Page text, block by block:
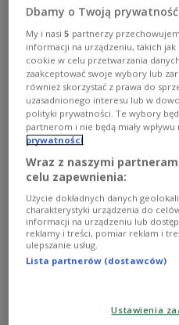
Ukraine ausgelöst
fast 5,3 Millionen
Grenze überquert.
Polen war das Land der
Dbamy o Twoją prywatność
My i nasi5 partnerzy
informacji na urządzeniu, takich
cookie w celu przetwarzania
zaakceptować swoje wybory lub
również skorzystać z prawa do
uzasadnionego interesu lub w
polityki prywatności. Te wybory
partnerom i nie będą miały wpływu
prywatności
Wraz z naszymi
celu zapewnienia:
Użycie dokładnych danych
charakterystyki urządzenia do
informacji na urządzeniu lub
reklamy i treści, pomiar reklam i
ulepszanie usług.
Lista partnerów (dostawców)
Ustawienia